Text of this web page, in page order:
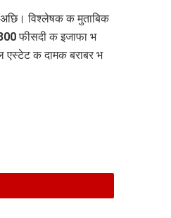
विश्लेषक क मुताबिक
फीसदी क इजाफा भ
क दामक बराबर भ